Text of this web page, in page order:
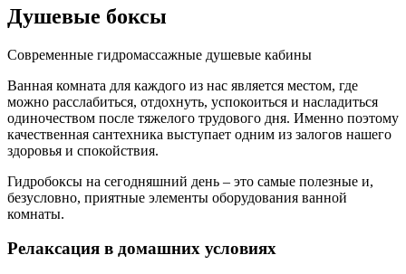
Душевые боксы
Современные гидромассажные душевые кабины
Ванная комната для каждого из нас является местом, где
можно расслабиться, отдохнуть, успокоиться и насладиться
одиночеством после тяжелого трудового дня. Именно поэтому
качественная сантехника выступает одним из залогов нашего
здоровья и спокойствия.
Гидробоксы на сегодняшний день – это самые полезные и,
безусловно, приятные элементы оборудования ванной
комнаты.
Релаксация в домашних условиях